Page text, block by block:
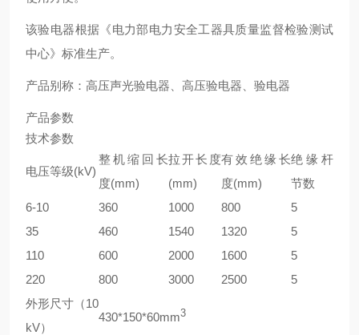
该验电器根据《电力部电力安全工器具质量监督检验测试
中心》标准生产。
产品别称：高压声光验电器、高压验电器、验电器
产品参数
技术参数
电压等级(kV)
整机缩回长
度(mm)
拉开长度
(mm)
有效绝缘长
度(mm)
绝缘杆
节数
6-10
360 1000 800
5
35
460 1540 1320
5
110
600 2000 1600
5
220
800 3000 2500
5
外形尺寸（10
kV）
430*150*60mm3